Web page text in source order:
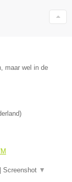
maar wel in de
)
| Screenshot ▼